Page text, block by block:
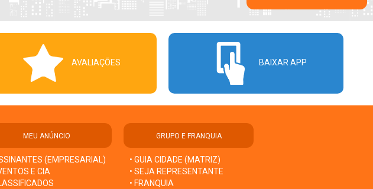
AVALIAÇÕES BAIXAR APP
MEU ANÚNCIO
(EMPRESARIAL)
E CIA
GRUPO E FRANQUIA
• GUIA CIDADE (MATRIZ)
• SEJA REPRESENTANTE
• FRANQUIA